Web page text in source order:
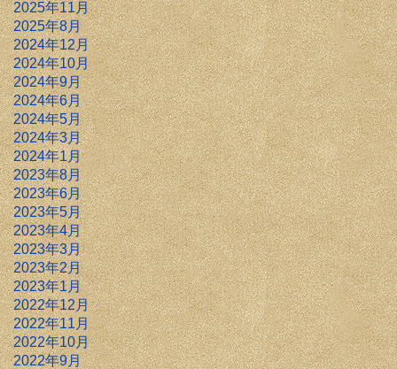
2025年11月
2025年8月
2024年12月
2024年10月
2024年9月
2024年6月
2024年5月
2024年3月
2024年1月
2023年8月
2023年6月
2023年5月
2023年4月
2023年3月
2023年2月
2023年1月
2022年12月
2022年11月
2022年10月
2022年9月